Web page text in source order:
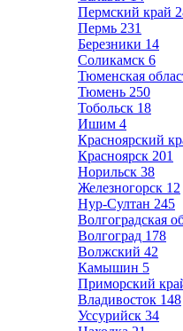
Пермский край
Пермь 231
Березники 14
Соликамск 6
Тюменская
Тюмень 250
Тобольск 18
Ишим 4
Красноярский
Красноярск 201
Норильск 38
Железногорск 12
Нур-Султан 245
Волгоградская
Волгоград 178
Волжский 42
Камышин 5
Приморский
Владивосток 148
Уссурийск 34